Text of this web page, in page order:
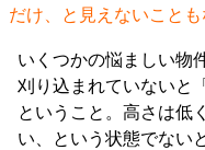
だけ、と見えないことも
いくつかの悩ましい物
刈り込まれていないと
ということ。高さは低
い、という状態でない